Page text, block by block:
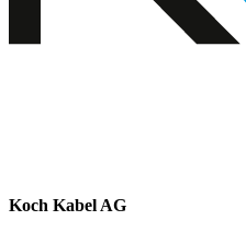
Koch Kabel AG